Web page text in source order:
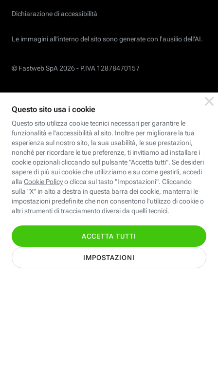
Dichiarazione di accessibilità
Le immagini all’interno del sito sono generate con l'ausilio dell'AI.
© Fastweb SpA 2026 - P.IVA 12878470157